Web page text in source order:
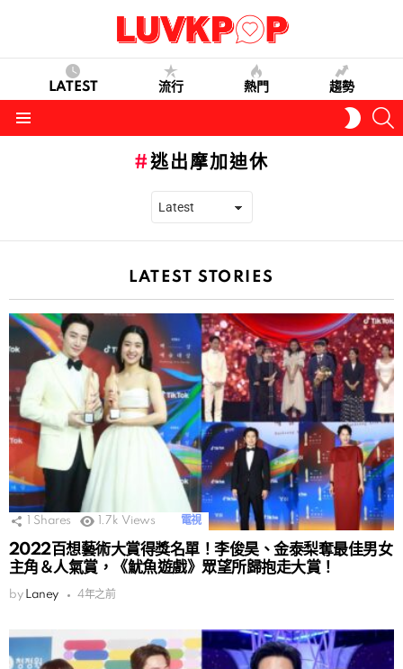
LATEST 流行 熱門 趨勢
SKIN
逃出摩加迪休
LATEST STORIES
Shares 1.7k Views 電視
2022百想藝術大賞得獎名單！李俊昊、金泰梨奪最佳男女
主角＆人氣賞，《魷魚遊戲》眾望所歸抱走大賞！
by Laney 4年之前